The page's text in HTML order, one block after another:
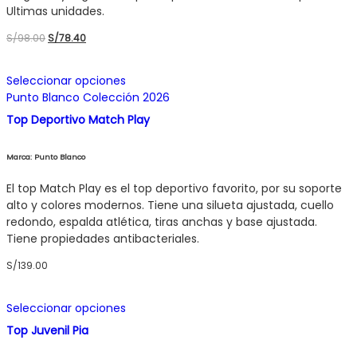
Ultimas unidades.
S/98.00El
era:
S/98.00.
S/78.40El
es:
S/78.40.
Seleccionar opciones
tiene
múltiples
se
pueden
elegir
en
Punto Blanco Colección 2026
Top Deportivo Match Play
Marca: Punto Blanco
El top Match Play es el top deportivo favorito, por su soporte
alto y colores modernos. Tiene una silueta ajustada, cuello
redondo, espalda atlética, tiras anchas y base ajustada.
Tiene propiedades antibacteriales.
S/139.00
Seleccionar opciones
Top Juvenil Pia